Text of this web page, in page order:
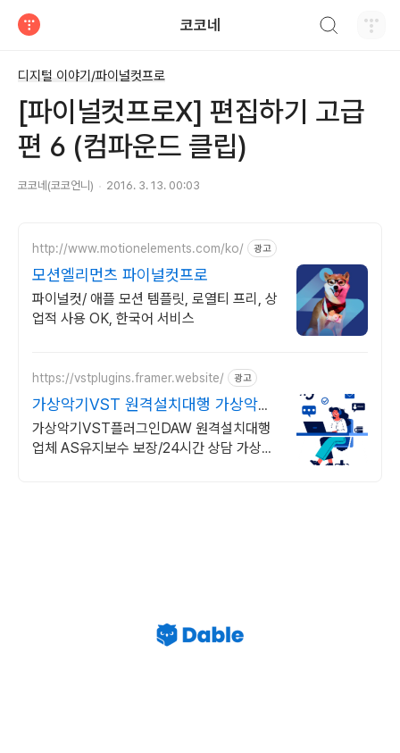
코코네
디지털 이야기/파이널컷프로
[파이널컷프로X] 편집하기 고급
편 6 (컴파운드 클립)
코코네(코코언니) 2016. 3. 13. 00:03
http://www.motionelements.com/ko/ 광고
모션엘리먼츠 파이널컷프로
파이널컷/ 애플 모션 템플릿, 로열티 프리, 상
업적 사용 OK, 한국어 서비스
https://vstplugins.framer.website/ 광고
가상악기VST 원격설치대행 가상악기
플러그인 원격설치대행
가상악기VST플러그인DAW 원격설치대행
업체 AS유지보수 보장/24시간 상담 가상악